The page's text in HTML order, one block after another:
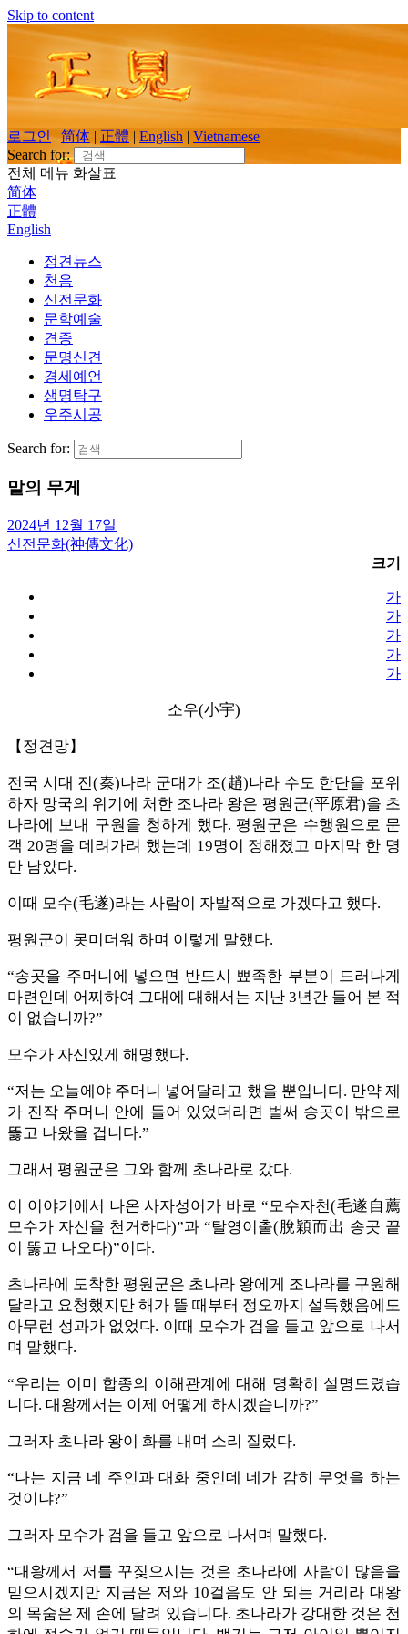
Skip to content
로그인 | 简体 | 正體 | English | Vietnamese
Search for:
전체 메뉴 화살표
简体
正體
English
정견뉴스
천음
신전문화
문학예술
견증
문명신견
경세예언
생명탐구
우주시공
Search for:
말의 무게
2024년 12월 17일
신전문화(神傳文化)
크기
가
가
가
가
가
소우(小宇)
【정견망】
전국 시대 진(秦)나라 군대가 조(趙)나라 수도 한단을 포위
하자 망국의 위기에 처한 조나라 왕은 평원군(平原君)을 초
나라에 보내 구원을 청하게 했다. 평원군은 수행원으로 문
객 20명을 데려가려 했는데 19명이 정해졌고 마지막 한 명
만 남았다.
이때 모수(毛遂)라는 사람이 자발적으로 가겠다고 했다.
평원군이 못미더워 하며 이렇게 말했다.
“송곳을 주머니에 넣으면 반드시 뾰족한 부분이 드러나게
마련인데 어찌하여 그대에 대해서는 지난 3년간 들어 본 적
이 없습니까?”
모수가 자신있게 해명했다.
“저는 오늘에야 주머니 넣어달라고 했을 뿐입니다. 만약 제
가 진작 주머니 안에 들어 있었더라면 벌써 송곳이 밖으로
뚫고 나왔을 겁니다.”
그래서 평원군은 그와 함께 초나라로 갔다.
이 이야기에서 나온 사자성어가 바로 “모수자천(毛遂自薦
모수가 자신을 천거하다)”과 “탈영이출(脫穎而出 송곳 끝
이 뚫고 나오다)”이다.
초나라에 도착한 평원군은 초나라 왕에게 조나라를 구원해
달라고 요청했지만 해가 뜰 때부터 정오까지 설득했음에도
아무런 성과가 없었다. 이때 모수가 검을 들고 앞으로 나서
며 말했다.
“우리는 이미 합종의 이해관계에 대해 명확히 설명드렸습
니다. 대왕께서는 이제 어떻게 하시겠습니까?”
그러자 초나라 왕이 화를 내며 소리 질렀다.
“나는 지금 네 주인과 대화 중인데 네가 감히 무엇을 하는
것이냐?”
그러자 모수가 검을 들고 앞으로 나서며 말했다.
“대왕께서 저를 꾸짖으시는 것은 초나라에 사람이 많음을
믿으시겠지만 지금은 저와 10걸음도 안 되는 거리라 대왕
의 목숨은 제 손에 달려 있습니다. 초나라가 강대한 것은 천